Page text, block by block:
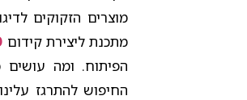
מוצרים הזקוקים
מתכנת ליצירת קידום
הפיתוח. ומה עושים
החיפוש להתרגז